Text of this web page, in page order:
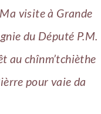
visite à Grande
du Député P.M.
au chînm’tchièthe
pour vaie da